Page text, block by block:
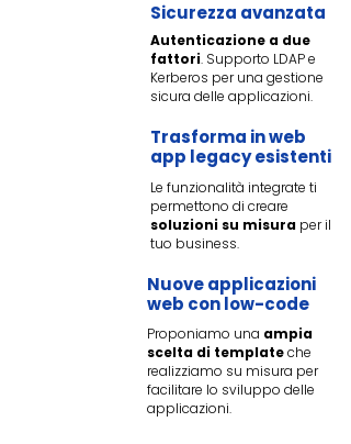
Sicurezza avanzata
Autenticazione a due
fattori. Supporto LDAP e
Kerberos per una gestione
sicura delle applicazioni.
Trasforma in web
app legacy esistenti
Le funzionalità integrate ti
permettono di creare
soluzioni su misura per il
tuo business.
Nuove applicazioni
web con low-code
Proponiamo una ampia
scelta di templateche
realizziamo su misura per
facilitare lo sviluppo delle
applicazioni.